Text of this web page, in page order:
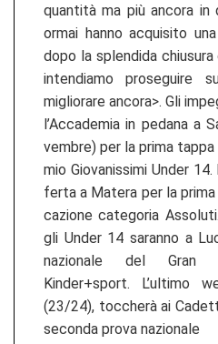
quantità ma più an­co­ra in
ormai hanno ac­quisi­to
dopo la splen­di­da
in­ten­dia­mo pro­se­gui­re
miglio­ra­re an­co­ra>. Gli
l’Ac­ca­de­mia in pe­da­na a
vem­bre) per la prima
mio Gio­v­a­nis­si­mi Under
fer­ta a Ma­te­ra per la
ca­zio­ne ca­te­go­ria
gli Under 14 sa­ran­no a
na­zio­na­le del Gran
Kinder+sport. L’ul­ti­mo
(23/24), toccherà ai
se­con­da